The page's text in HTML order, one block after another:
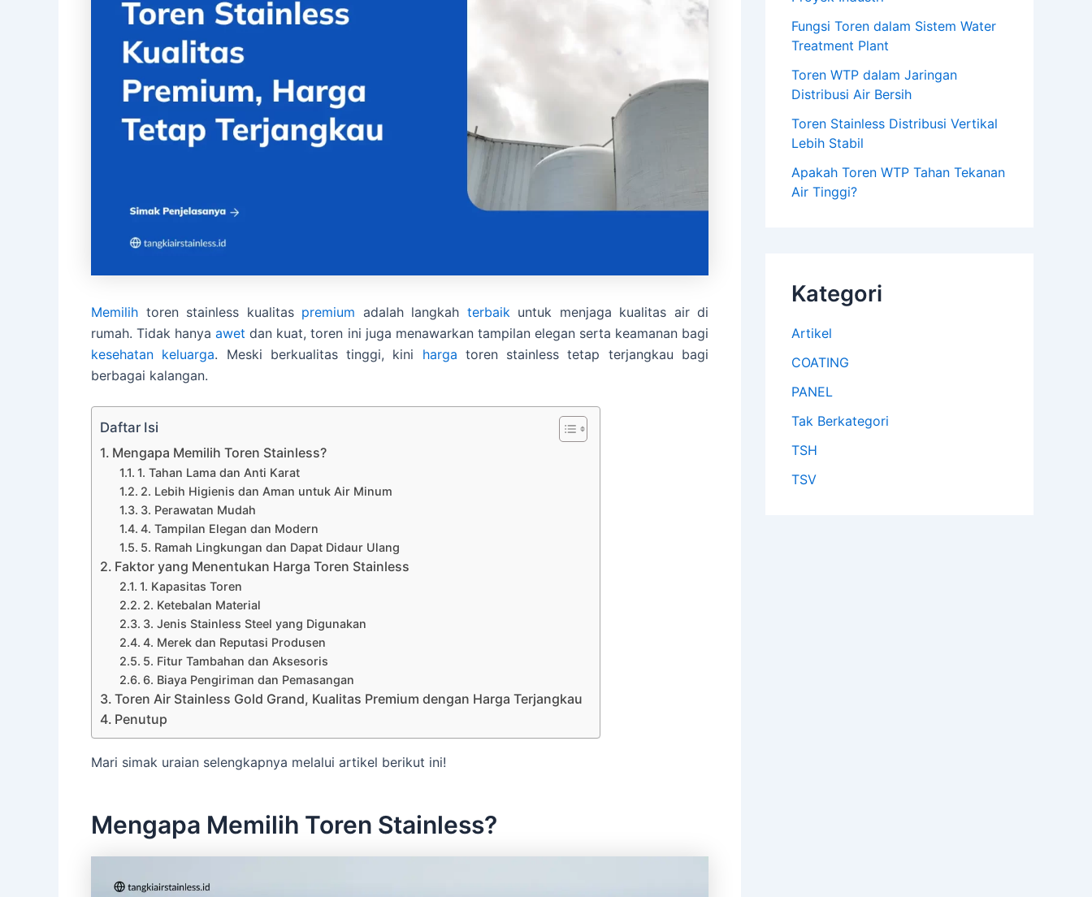
Memilih toren stainless kualitas premium adalah langkah terbaik untuk menjaga kualitas air di
rumah. Tidak hanyaawet dan kuat, toren ini juga menawarkan tampilan elegan serta keamanan bagi
kesehatan keluarga. Meski berkualitas tinggi, kini harga toren stainless tetap terjangkau bagi
berbagai kalangan.
Daftar Isi
Mengapa Memilih Toren Stainless?
1. Tahan Lama dan Anti Karat
2. Lebih Higienis dan Aman untuk Air Minum
3. Perawatan Mudah
4. Tampilan Elegan dan Modern
5. Ramah Lingkungan dan Dapat Didaur Ulang
Faktor yang Menentukan Harga Toren Stainless
1. Kapasitas Toren
2. Ketebalan Material
3. Jenis Stainless Steel yang Digunakan
4. Merek dan Reputasi Produsen
5. Fitur Tambahan dan Aksesoris
6. Biaya Pengiriman dan Pemasangan
Toren Air Stainless Gold Grand, Kualitas Premium dengan Harga Terjangkau
Penutup
Mari simak uraian selengkapnya melalui artikel berikut ini!
Mengapa Memilih Toren Stainless?
Fungsi Toren dalam Sistem Water
Treatment Plant
Toren WTP dalam Jaringan
Distribusi Air Bersih
Toren Stainless Distribusi Vertikal
Lebih Stabil
Apakah Toren WTP Tahan Tekanan
Air Tinggi?
Kategori
Artikel
COATING
PANEL
Tak Berkategori
TSH
TSV